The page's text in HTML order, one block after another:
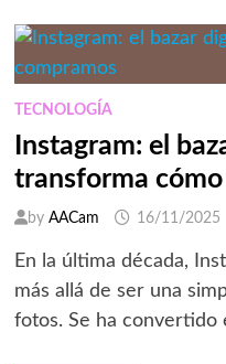
GANA
PESO
CANAL
DE
VENTAS
EN
FASHION
RETAIL
TECNOLOGÍA
Instagram: el
transforma
by AACam 16/11/2025
En la última década,
más allá de ser una
fotos. Se ha